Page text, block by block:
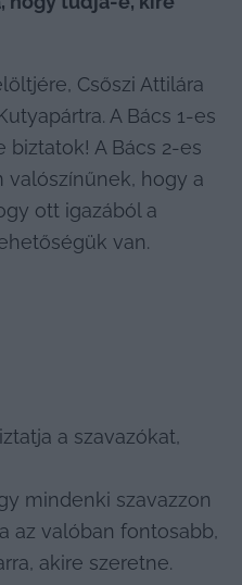
Csőszi Attilára
A Bács 1-es
A Bács 2-es
hogy a
ott igazából a
van.
mindenki szavazzon
az valóban fontosabb,
akire szeretne.